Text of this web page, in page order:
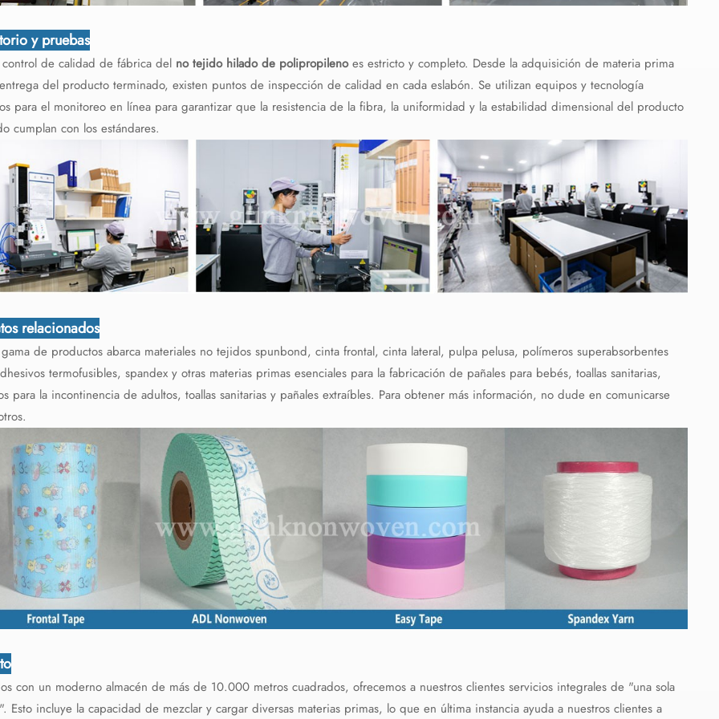
y pruebas
de calidad de fábrica del no tejido hilado de polipropilenoes estricto y completo. Desde la adquisición de materia prima
del producto terminado, existen puntos de inspección de calidad en cada eslabón. Se utilizan equipos y tecnología
para el monitoreo en línea para garantizar que la resistencia de la fibra, la uniformidad y la estabilidad dimensional del producto
cumplan con los estándares.
relacionados
de productos abarca materiales no tejidos spunbond, cinta frontal, cinta lateral, pulpa pelusa, polímeros superabsorbentes
termofusibles, spandex y otras materias primas esenciales para la fabricación de pañales para bebés, toallas sanitarias,
para la incontinencia de adultos, toallas sanitarias y pañales extraíbles. Para obtener más información, no dude en comunicarse
con un moderno almacén de más de 10.000 metros cuadrados, ofrecemos a nuestros clientes servicios integrales de "una sola
Esto incluye la capacidad de mezclar y cargar diversas materias primas, lo que en última instancia ayuda a nuestros clientes a